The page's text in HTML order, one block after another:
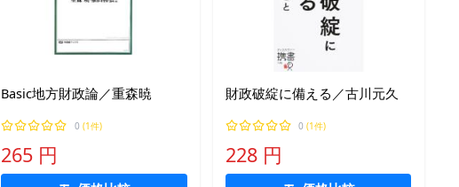
Basic地方財政論／重森暁
0 (1件)
265 円
財政破綻に備える／古川元久
0 (1件)
228 円